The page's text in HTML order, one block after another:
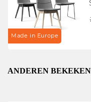
Made in Europe
ANDEREN BEKEKEN